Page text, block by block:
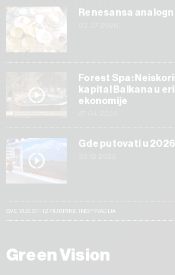
Renesansa
Forest Spa:
kapital Balkana u
ekonomije
Gde putovati u
SVE VIJESTI IZ RUBRIKE INSPIRACIJA
Green Vision